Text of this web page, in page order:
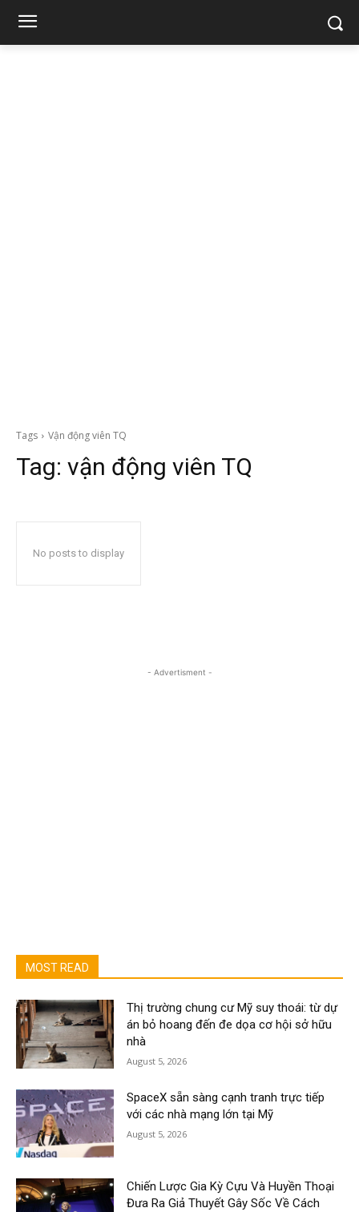
Tags Vận động viên TQ
Tag: vận động viên TQ
No posts to display
- Advertisment -
MOST READ
Thị trường chung cư Mỹ suy thoái: từ dự
án bỏ hoang đến đe dọa cơ hội sở hữu
nhà
August 5, 2026
SpaceX sẵn sàng cạnh tranh trực tiếp
với các nhà mạng lớn tại Mỹ
August 5, 2026
Chiến Lược Gia Kỳ Cựu Và Huyền Thoại
Đưa Ra Giả Thuyết Gây Sốc Về Cách